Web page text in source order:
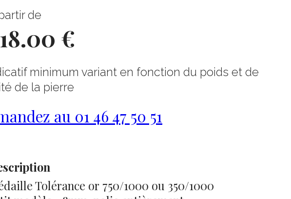
de
€
minimum variant en fonction du poids et de
de la pierre
au 01 46 47 50 51
Tolérance or 750/1000 ou 350/1000